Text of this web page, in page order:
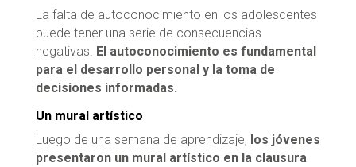
La falta de autoconocimiento en los adolescentes
puede tener una serie de consecuencias
negativas. El autoconocimiento es fundamental
para el desarrollo personal y la toma de
decisiones informadas.
Un mural artístico
Luego de una semana de aprendizaje, los jóvenes
presentaron un mural artístico en la clausura